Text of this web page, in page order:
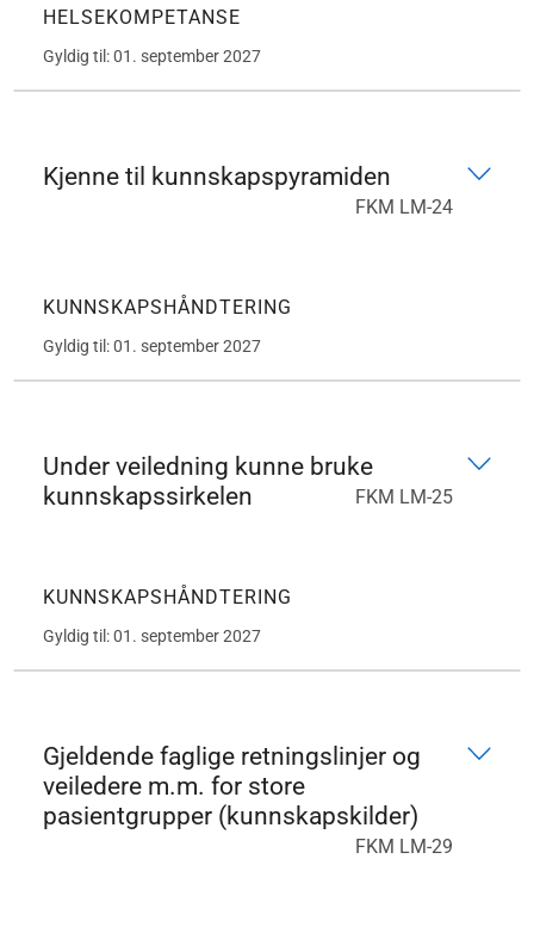
HELSEKOMPETANSE
Gyldig til: 01. september 2027
Kjenne til kunnskapspyramiden
FKM LM-24
KUNNSKAPSHÅNDTERING
Gyldig til: 01. september 2027
Under veiledning kunne bruke
kunnskapssirkelen
FKM LM-25
KUNNSKAPSHÅNDTERING
Gyldig til: 01. september 2027
Gjeldende faglige retningslinjer og
veiledere m.m. for store
pasientgrupper (kunnskapskilder)
FKM LM-29